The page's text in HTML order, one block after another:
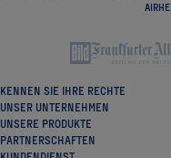
KENNEN SIE IHRE RECHTE
UNSER UNTERNEHMEN
UNSERE PRODUKTE
PARTNERSCHAFTEN